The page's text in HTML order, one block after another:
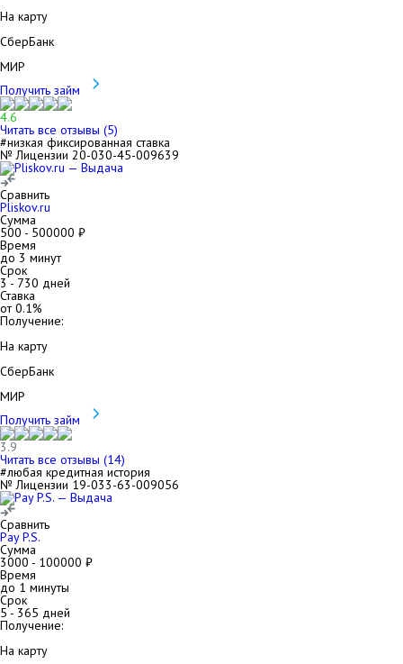
На карту
СберБанк
МИР
Получить займ
4.6
Читать все отзывы (5)
#низкая фиксированная ставка
№ Лицензии 20-030-45-009639
Сравнить
Pliskov.ru
Сумма
500 - 500000 ₽
Время
до 3 минут
Срок
3- 730 дней
Ставка
от0.1%
Получение:
На карту
СберБанк
МИР
Получить займ
3.9
Читать все отзывы (14)
#любая кредитная история
№ Лицензии 19-033-63-009056
Сравнить
Pay P.S.
Сумма
3000 - 100000 ₽
Время
до 1 минуты
Срок
5- 365 дней
Получение:
На карту